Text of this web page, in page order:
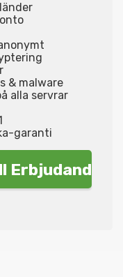
& malware
alla servrar
garanti
Erbjudande!